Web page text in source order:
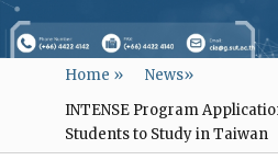
Home » News»
INTENSE Program
Students to Study in Taiwan